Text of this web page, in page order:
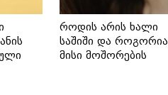
როდის არის ხალი
საშიში და როგორია
მისი მოშორების